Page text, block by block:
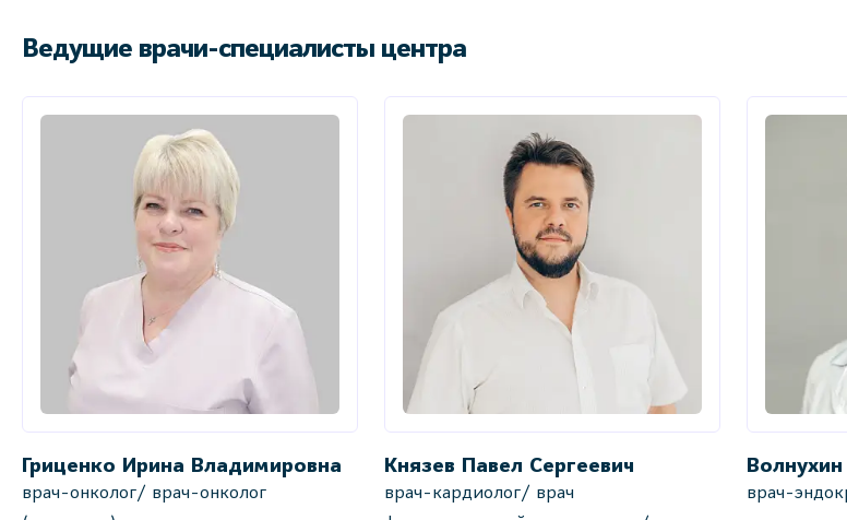
Ведущие врачи-специалисты центра
Гриценко Ирина Владимировна
врач-онколог/ врач-онколог
Князев Павел Сергеевич
врач-кардиолог/ врач
врач-